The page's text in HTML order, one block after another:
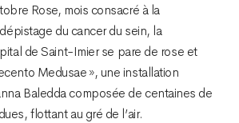
Rose, mois consacré à la
du cancer du sein, la
de Saint-Imier se pare de rose et
Medusae », une installation
Baledda composée de centaines de
flottant au gré de l’air.